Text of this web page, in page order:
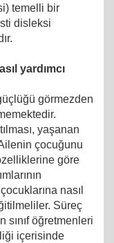
temelli bir
disleksi
yardımcı
görmezden
yaşanan
çocuğunu
göre
nasıl
Süreç
sınıf öğretmenleri
içerisinde